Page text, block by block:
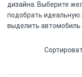
дизайна. Выберите
подобрать
выделить автомобиль